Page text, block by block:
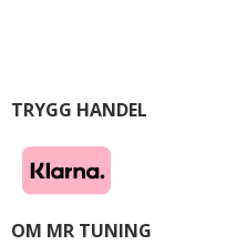
TRYGG HANDEL
OM MR TUNING